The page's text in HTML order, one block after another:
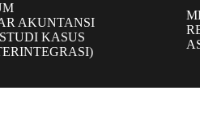
AKUNTANSI
KASUS